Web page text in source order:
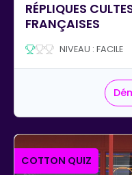
RÉPLIQUES
FRANÇAISES
NIVEAU : FACILE
COTTON QUIZ